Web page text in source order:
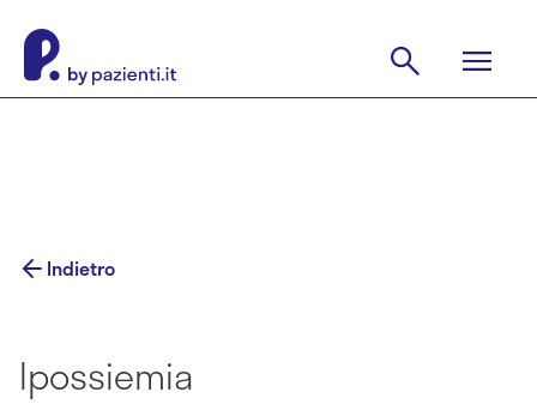
Indietro
Ipossiemia